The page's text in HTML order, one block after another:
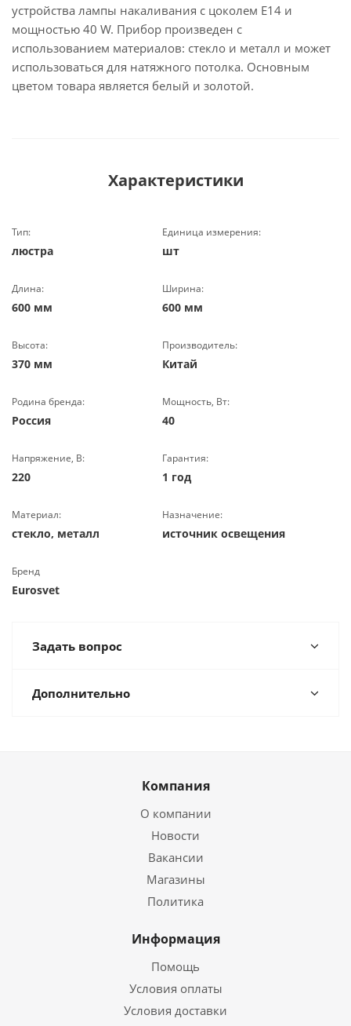
устройства лампы накаливания с цоколем E14 и
мощностью 40 W. Прибор произведен с
использованием материалов: стекло и металл и может
использоваться для натяжного потолка. Основным
цветом товара является белый и золотой.
Характеристики
Тип:
люстра
Единица измерения:
шт
Длина:
600 мм
Ширина:
600 мм
Высота:
370 мм
Производитель:
Китай
Родина бренда:
Россия
Мощность, Вт:
40
Напряжение, В:
220
Гарантия:
1 год
Материал:
стекло, металл
Назначение:
источник освещения
Бренд
Eurosvet
Задать вопрос
Дополнительно
Компания
О компании
Новости
Вакансии
Магазины
Политика
Информация
Помощь
Условия оплаты
Условия доставки